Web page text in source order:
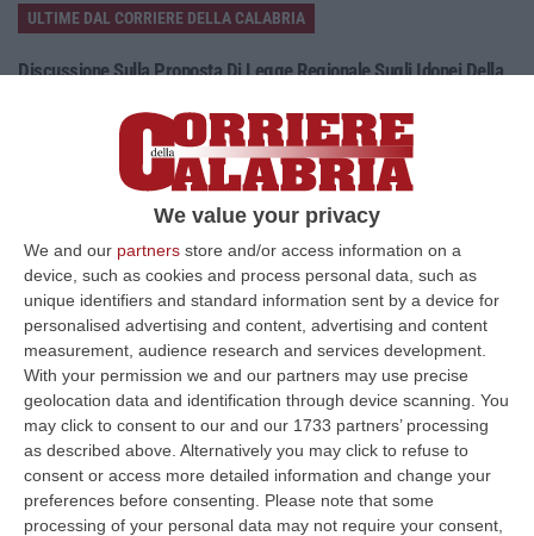
We value your privacy
We and our partners store and/or access information on a
device, such as cookies and process personal data, such as
unique identifiers and standard information sent by a device for
personalised advertising and content, advertising and content
measurement, audience research and services development.
With your permission we and our partners may use precise
geolocation data and identification through device scanning. You
may click to consent to our and our 1733 partners’ processing
as described above. Alternatively you may click to refuse to
consent or access more detailed information and change your
preferences before consenting.
Please note that some
processing of your personal data may not require your consent,
ULTIME DAL CORRIERE DELLA CALABRIA
Discussione Sulla Proposta Di Legge Regionale Sugli Idonei Della
“Riceviamo e pubblichiamo Noi idonei del Concorso per 54 posti della
Regione Calabria siamo tra i potenziali beneficiari della proposta d…
07 Agosto, 22:35
«finanziamento Da 800 Milioni Di Euro»
“CATANZARO «Con un importante finanziamento di 800 mila euro, si potrà
dare avvio agli attesi lavori di ristrutturazione della Basilica dell…
07 Agosto, 22:02
Renzi: «Conte? Sarebbe Delittuoso Vannaccizzare La Coalizione»
“ROMA «Conte sta giocando la sua partita, vedremo se le primarie si
faranno, quando e con che formato, se a due Conte-Schlein o se ci
sarann…
07 Agosto, 21:35